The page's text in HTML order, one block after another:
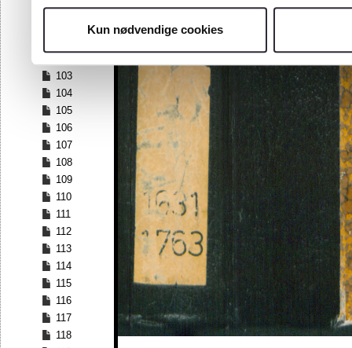
Kun nødvendige cookies
99
103
104
105
106
107
108
109
110
111
112
113
114
115
116
117
118